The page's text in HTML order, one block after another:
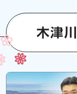
木津
市長・議会